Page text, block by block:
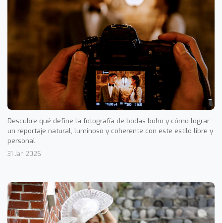
Descubre qué define la fotografía de bodas boho y cómo lograr
un reportaje natural, luminoso y coherente con este estilo libre y
personal.
31 Jan 2026